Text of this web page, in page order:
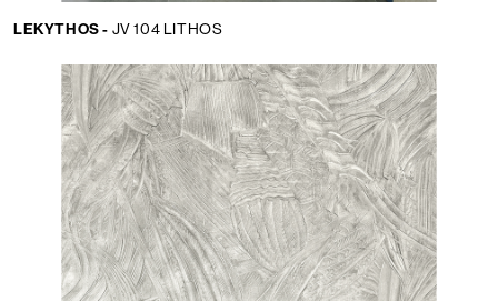
LEKYTHOS - JV 104 LITHOS